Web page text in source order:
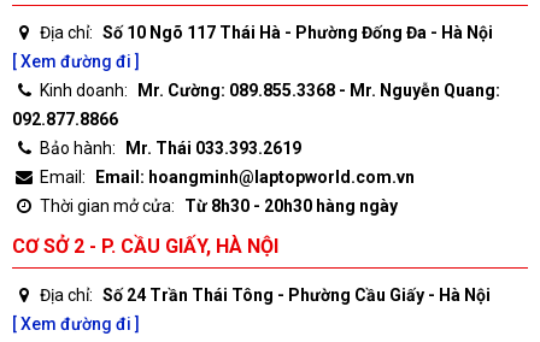
Địa chỉ: Số 10 Ngõ 117 Thái Hà - Phường Đống Đa - Hà Nội
[ Xem đường đi ]
Kinh doanh:
Mr. Cường: 089.855.3368 - Mr. Nguyễn Quang:
092.877.8866
Bảo hành:
Mr. Thái 033.393.2619
Email:
Email: hoangminh@laptopworld.com.vn
Thời gian mở cửa:
Từ 8h30 - 20h30 hàng ngày
CƠ SỞ 2 - P. CẦU GIẤY, HÀ NỘI
Địa chỉ: Số 24 Trần Thái Tông - Phường Cầu Giấy - Hà Nội
[ Xem đường đi ]